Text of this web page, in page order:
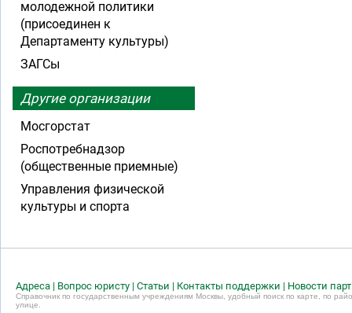
молодежной политики
(присоединен к
Департаменту культуры)
ЗАГСы
Другие организации
Мосгорстат
Роспотребнадзор
(общественные приемные)
Управления физической
культуры и спорта
Адреса | Вопрос юристу | Статьи | Контакты поддержки | Новости
Справочник по государственным учреждениям Москвы, удобный поиск по карте, по
улице.